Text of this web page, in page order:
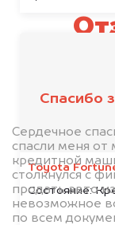
Toyota
Состояние:
Спасибо
Сердечное
спасли меня
кредитной
столкнулся с
продать авто
невозможное
по всем